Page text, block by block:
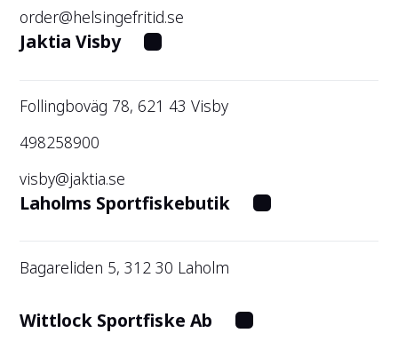
order@helsingefritid.se
Jaktia Visby
Follingboväg 78, 621 43 Visby
498258900
visby@jaktia.se
Laholms Sportfiskebutik
Bagareliden 5, 312 30 Laholm
Wittlock Sportfiske Ab